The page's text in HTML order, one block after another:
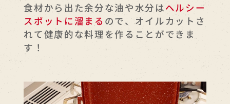
食材から出た余分な油や水分はヘルシー
スポットに溜まる ので、オイルカットさ
れて健康的な料理を作ることができま
す！